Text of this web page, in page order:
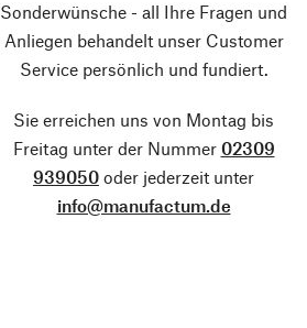
Sonderwünsche - all Ihre Fragen und
Anliegen behandelt unser Customer
Service persönlich und fundiert.
Sie erreichen uns von Montag bis
Freitag unter der Nummer 02309
939050 oder jederzeit unter
info@manufactum.de